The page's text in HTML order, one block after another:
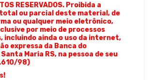
RESERVADOS. Proibida a
ou parcial deste material, de
ou qualquer meio eletrônico,
por meio de processos
incluindo ainda o uso da internet,
expressa da Banca do
Maria RS, na pessoa de seu
98)